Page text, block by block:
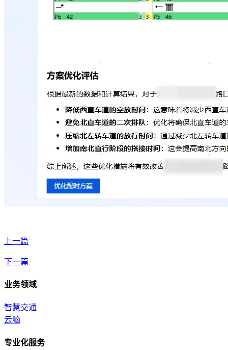
上一篇
下一篇
业务领域
智慧交通
云脑
专业化服务